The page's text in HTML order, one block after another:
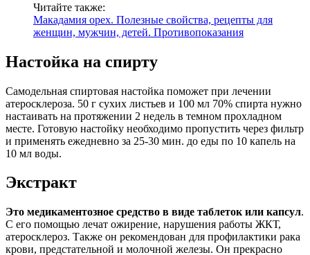
Читайте также:
Макадамия орех. Полезные свойства, рецепты для
женщин, мужчин, детей. Противопоказания
Настойка на спирту
Самодельная спиртовая настойка поможет при лечении
атеросклероза. 50 г сухих листьев и 100 мл 70% спирта нужно
настаивать на протяжении 2 недель в темном прохладном
месте. Готовую настойку необходимо пропустить через фильтр
и применять ежедневно за 25-30 мин. до еды по 10 капель на
10 мл воды.
Экстракт
Это медикаментозное средство в виде таблеток или капсул.
С его помощью лечат ожирение, нарушения работы ЖКТ,
атеросклероз. Также он рекомендован для профилактики рака
крови, предстательной и молочной железы. Он прекрасно